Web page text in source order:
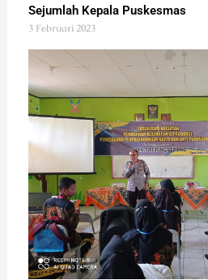
Sejumlah Kepala Puskesmas
3 Februari 2023